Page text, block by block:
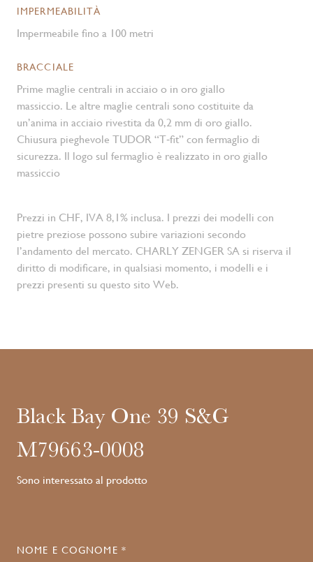
IMPERMEABILITÀ
Impermeabile fino a 100 metri
BRACCIALE
Prime maglie centrali in acciaio o in oro giallo
massiccio. Le altre maglie centrali sono costituite da
un’anima in acciaio rivestita da 0,2 mm di oro giallo.
Chiusura pieghevole TUDOR “T‑fit” con fermaglio di
sicurezza. Il logo sul fermaglio è realizzato in oro giallo
massiccio
Prezzi in CHF, IVA 8,1% inclusa. I prezzi dei modelli con
pietre preziose possono subire variazioni secondo
l’andamento del mercato. CHARLY ZENGER SA si riserva il
diritto di modificare, in qualsiasi momento, i modelli e i
prezzi presenti su questo sito Web.
Black Bay One 39 S&G
M79663-0008
Sono interessato al prodotto
NOME E COGNOME *